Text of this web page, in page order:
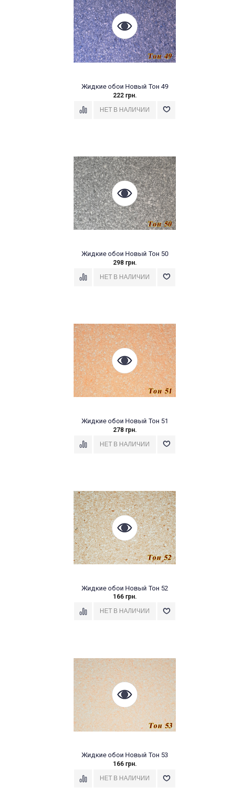
Жидкие обои Новый Тон 49
222 грн.
Жидкие обои Новый Тон 50
298 грн.
Жидкие обои Новый Тон 51
278 грн.
Жидкие обои Новый Тон 52
166 грн.
Жидкие обои Новый Тон 53
166 грн.